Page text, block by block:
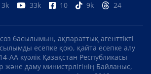
3k 33k 10 9k 24
басылымын, ақпараттық агенттікті
есепке қою, қайта есепке алу
АА куәлік Қазақстан Республикасы
және даму министрлігінің Байланыс,